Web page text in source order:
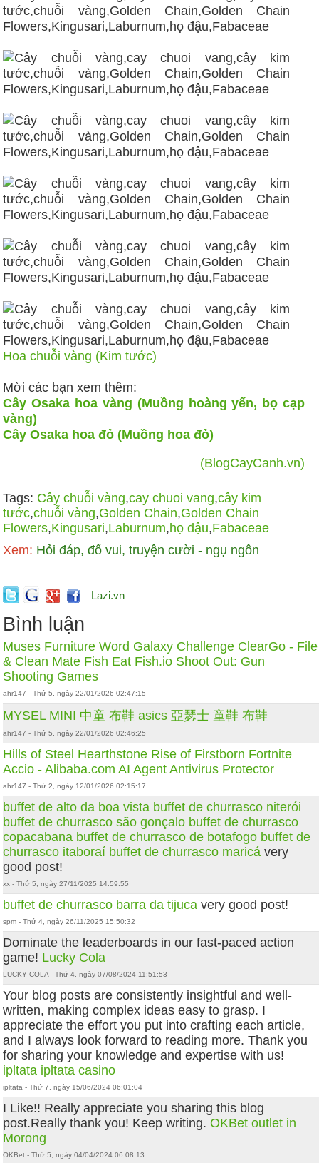
Hoa chuỗi vàng (Kim tước)
Mời các bạn xem thêm:
Cây Osaka hoa vàng (Muồng hoàng yến, bọ cạp
vàng)
Cây Osaka hoa đỏ (Muồng hoa đỏ)
(BlogCayCanh.vn)
Tags: Cây chuỗi vàng,cay chuoi vang,cây kim
tước,chuỗi vàng,Golden Chain,Golden Chain
Flowers,Kingusari,Laburnum,họ đậu,Fabaceae
Xem: Hỏi đáp, đố vui, truyện cười - ngụ ngôn
Lazi.vn
Bình luận
Muses Furniture Word Galaxy Challenge ClearGo - File
& Clean Mate Fish Eat Fish.io Shoot Out: Gun
Shooting Games
ahr147 - Thứ 5, ngày 22/01/2026 02:47:15
MYSEL MINI 中童 布鞋 asics 亞瑟士 童鞋 布鞋
ahr147 - Thứ 5, ngày 22/01/2026 02:46:25
Hills of Steel Hearthstone Rise of Firstborn Fortnite
Accio - Alibaba.com AI Agent Antivirus Protector
ahr147 - Thứ 2, ngày 12/01/2026 02:15:17
buffet de alto da boa vista buffet de churrasco niterói
buffet de churrasco são gonçalo buffet de churrasco
copacabana buffet de churrasco de botafogo buffet de
churrasco itaboraí buffet de churrasco maricá very
good post!
xx - Thứ 5, ngày 27/11/2025 14:59:55
buffet de churrasco barra da tijuca very good post!
spm - Thứ 4, ngày 26/11/2025 15:50:32
Dominate the leaderboards in our fast-paced action
game! Lucky Cola
LUCKY COLA - Thứ 4, ngày 07/08/2024 11:51:53
Your blog posts are consistently insightful and well-
written, making complex ideas easy to grasp. I
appreciate the effort you put into crafting each article,
and I always look forward to reading more. Thank you
for sharing your knowledge and expertise with us!
ipltata ipltata casino
ipltata - Thứ 7, ngày 15/06/2024 06:01:04
I Like!! Really appreciate you sharing this blog
post.Really thank you! Keep writing.OKBet outlet in
Morong
OKBet - Thứ 5, ngày 04/04/2024 06:08:13